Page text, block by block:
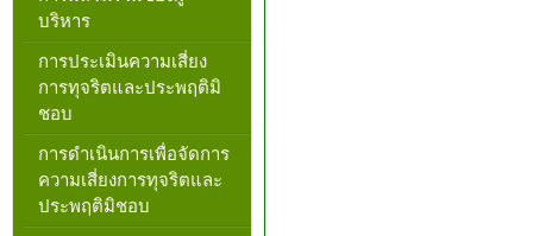
บริหาร
การประเมินความเสี่ยง
การทุจริตและประพฤติมิ
ชอบ
การดำเนินการเพื่อจัดการ
ความเสี่ยงการทุจริตและ
ประพฤติมิชอบ